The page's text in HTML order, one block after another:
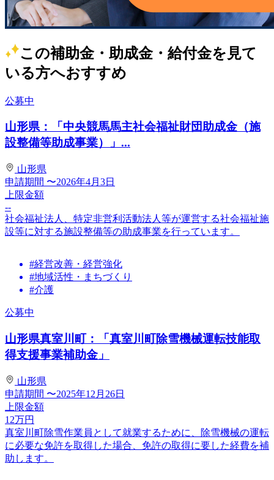
この補助金・助成金・給付金を見て
いる方へおすすめ
公募中
山形県：「中央競馬馬主社会福祉財団助成金（施
設整備等助成事業）」...
山形県
申請期間 〜2026年4月3日
上限金額
--
社会福祉法人、特定非営利活動法人等が運営する社会福祉施
設等に対する施設整備等の助成事業を行っています。
#経営改善・経営強化
#地域活性・まちづくり
#介護
公募中
山形県真室川町：「真室川町除雪機械運転技能取
得支援事業補助金」
山形県
申請期間 〜2025年12月26日
上限金額
12万円
真室川町除雪作業員として就業するために、除雪機械の運転
に必要な免許を取得した場合、免許の取得に要した経費を補
助します。